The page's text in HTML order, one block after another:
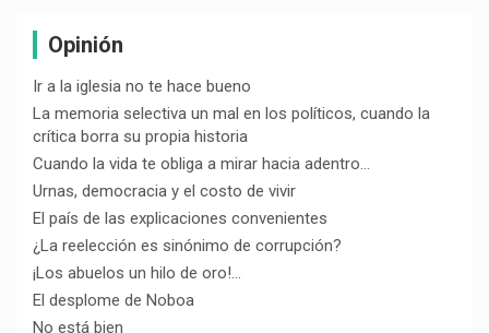
Opinión
Ir a la iglesia no te hace bueno
La memoria selectiva un mal en los políticos, cuando la
crítica borra su propia historia
Cuando la vida te obliga a mirar hacia adentro…
Urnas, democracia y el costo de vivir
El país de las explicaciones convenientes
¿La reelección es sinónimo de corrupción?
¡Los abuelos un hilo de oro!…
El desplome de Noboa
No está bien